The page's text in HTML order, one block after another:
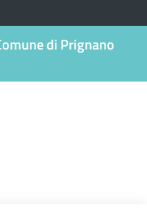
di Prignano